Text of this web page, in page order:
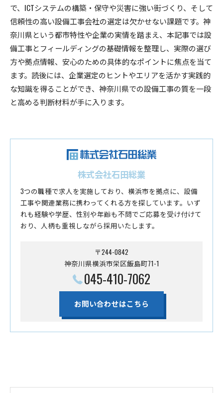
で、ICTシステムの構築・保守や災害に強い街づくり、そして
信頼性の高い設備工事会社の選定は欠かせない課題です。神
奈川県という都市特性や企業の実情を踏まえ、本記事では設
備工事とフィールディングの基礎情報を整理し、実際の選び
方や拠点情報、安心のための具体的なポイントに焦点を当て
ます。読後には、企業選定のヒントやエリアを活かす実践的
な知識を得ることができ、神奈川県での設備工事の質を一段
と高める判断材料が手に入ります。
株式会社石田総業
3つの職種で求人を実施しており、横浜市を拠点に、設備
工事や関連業務に携わってくれる方を探しています。いず
れも経験や学歴、性別や年齢も不問でご応募を受け付けて
おり、人柄も重視しながら採用いたします。
〒244-0842
神奈川県横浜市栄区飯島町71-1
045-410-7062
お問い合わせはこちら